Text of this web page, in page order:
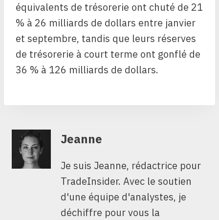
équivalents de trésorerie ont chuté de 21
% à 26 milliards de dollars entre janvier
et septembre, tandis que leurs réserves
de trésorerie à court terme ont gonflé de
36 % à 126 milliards de dollars.
Jeanne
Je suis Jeanne, rédactrice pour
TradeInsider. Avec le soutien
d'une équipe d'analystes, je
déchiffre pour vous la